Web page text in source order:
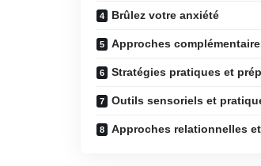
Brûlez votre anxiété
Approches
Stratégies pratiques et
Outils sensoriels et
Approches relationnelles